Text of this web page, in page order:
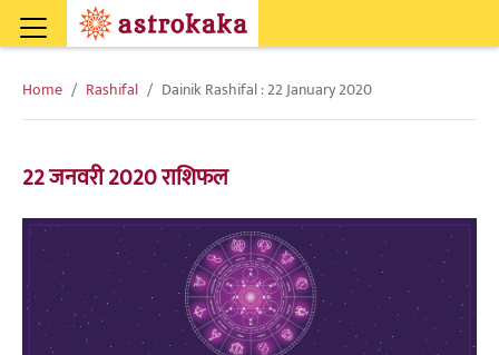
Home Rashifal Dainik Rashifal : 22 January 2020
22 जनवरी 2020 राशिफल